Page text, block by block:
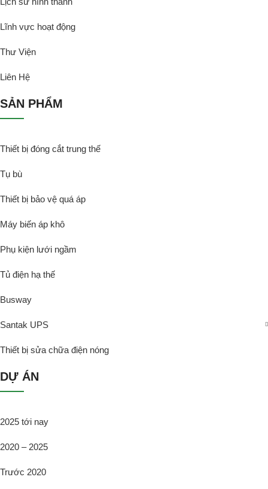
Lĩnh vực hoạt động
Thư Viện
Liên Hệ
SẢN PHẨM
Thiết bị đóng cắt trung thế
Tụ bù
Thiết bị bảo vệ quá áp
Máy biến áp khô
Phụ kiện lưới ngầm
Tủ điện hạ thế
Busway
Santak UPS
Thiết bị sửa chữa điện nóng
DỰ ÁN
2025 tới nay
2020 – 2025
Trước 2020